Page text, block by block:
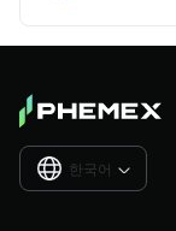
한국어 